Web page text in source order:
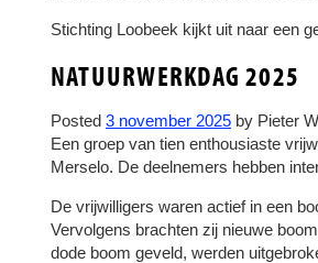
Stichting Loobeek kijkt uit naar een
NATUURWERKDAG 2025
Posted 3 november 2025 by Pieter
Een groep van tien enthousiaste
Merselo. De deelnemers hebben
De vrijwilligers waren actief in een
Vervolgens brachten zij nieuwe
dode boom geveld, werden